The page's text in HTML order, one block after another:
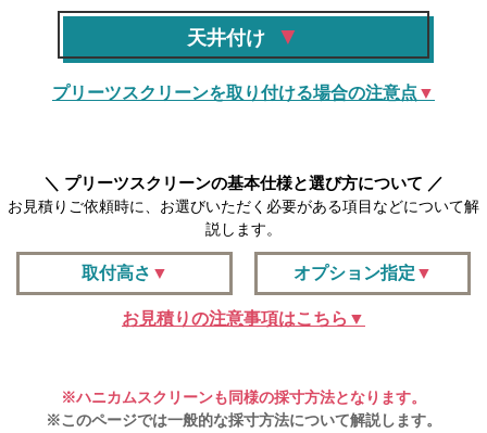
天井付け
プリーツスクリーンを取り付ける場合の注意点
プリーツスクリーンの基本仕様と選び方について
お見積りご依頼時に、お選びいただく必要がある項目などについて解
説します。
取付高さ オプション指定
お見積りの注意事項はこちら
※ハニカムスクリーンも同様の採寸方法となります。
※このページでは一般的な採寸方法について解説します。